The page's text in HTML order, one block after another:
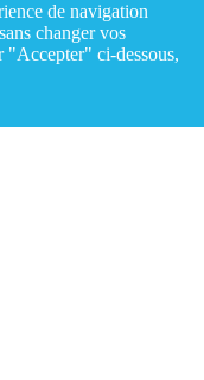
de navigation
changer vos
"Accepter" ci-dessous,